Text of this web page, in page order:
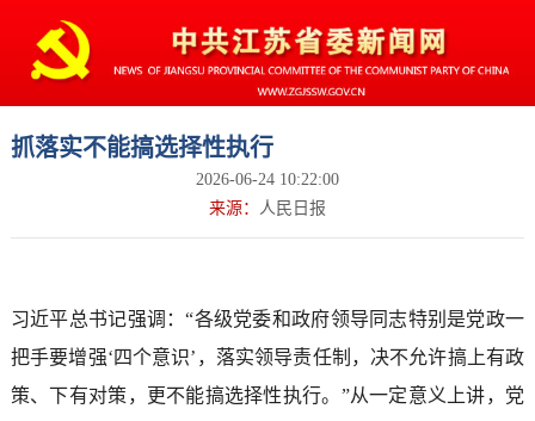
抓落实不能搞选择性执行
2026-06-24 10:22:00
来源：
人民日报
习近平总书记强调：“各级党委和政府领导同志特别是党政一
把手要增强‘四个意识’，落实领导责任制，决不允许搞上有政
策、下有对策，更不能搞选择性执行。”从一定意义上讲，党